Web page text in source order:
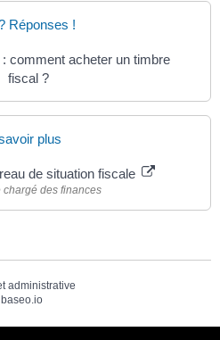
Réponses !
comment acheter un timbre
fiscal ?
plus
de situation fiscale
chargé des finances
administrative
baseo.io